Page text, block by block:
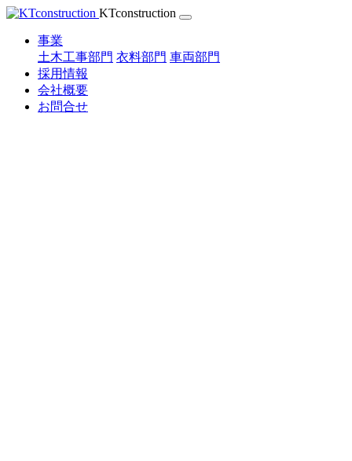
Skip
content
KTconstruction
事業
土木工事部門 衣料部門 車両部門
採用情報
会社概要
お問合せ